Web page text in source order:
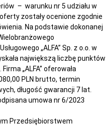
– warunku nr 5 udziału w
zostały ocenione zgodnie
Na podstawie dokonanej
„ALFA” Sp. z o.o. w
największą liczbę punktów
„ALFA” oferowała
PLN brutto, termin
długość gwarancji 7 lat.
umowa nr 6/2023
Przedsiębiorstwem